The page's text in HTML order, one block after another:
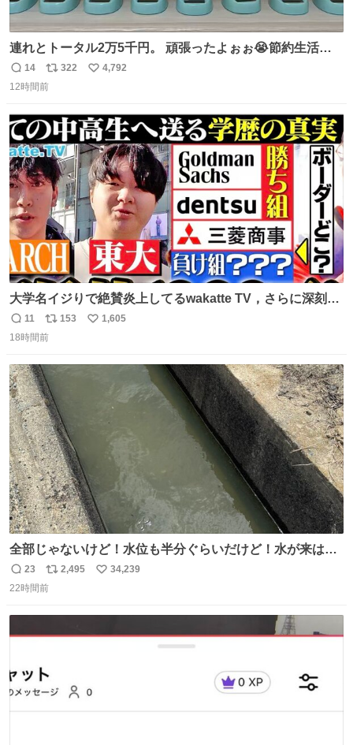
連れとトータル2万5千円。 頑張ったよぉぉ😭節約生活の
始まり。笑
返
信
14
リ
ポ
ト
数
322
い
数
4,792
12時間前
大学名イジりで絶賛炎上してるwakatte TV，さらに深刻な
問題はこっちでは？ ・都内の特定企業に入るのを極度に推
奨し，それ以外の地域で堅実に生きるのを周縁化する ・恋
化する ・院生が研究環境を求め他大学に移るのを批判する
過去例↓
返
信
11
リ
ポ
ト
数
153
い
1,605
18時間前
全部じゃないけど！水位も半分ぐらいだけど！水が来はじ
めたよ！！！ 作業してくれた方々ありがとーーー
ー！！！！！！！！！！！！！！！！！！！！！！！！！
返
信
23
リ
ポ
2,495
い
34,239
22時間前